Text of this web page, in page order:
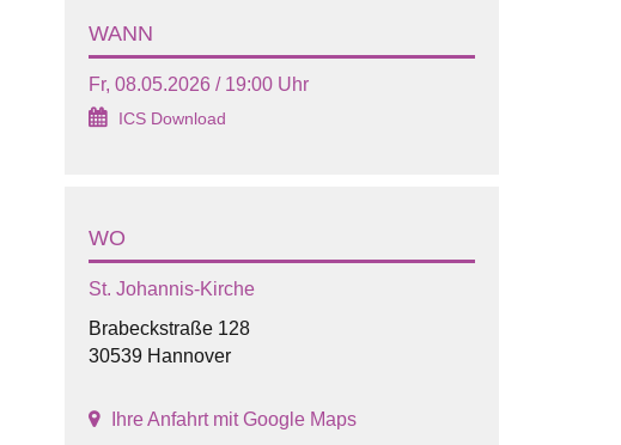
WANN
Fr, 08.05.2026 / 19:00 Uhr
ICS Download
WO
St. Johannis-Kirche
Brabeckstraße 128
30539 Hannover
Ihre Anfahrt mit Google Maps